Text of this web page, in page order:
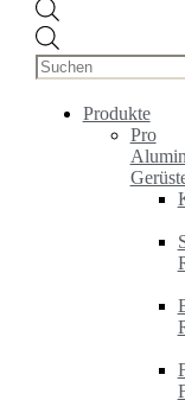
search
Produkte
Pro